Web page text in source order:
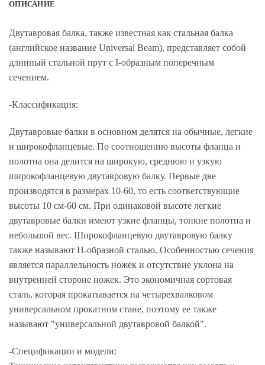
ОПИСАНИЕ
Двутавровая балка, также известная как стальная балка
(английское название Universal Beam), представляет собой
длинный стальной прут с I-образным поперечным
сечением.
-Классификация:
Двутавровые балки в основном делятся на обычные, легкие
и широкофланцевые. По соотношению высоты фланца и
полотна она делится на широкую, среднюю и узкую
широкофланцевую двутавровую балку. Первые две
производятся в размерах 10-60, то есть соответствующие
высоты 10 см-60 см. При одинаковой высоте легкие
двутавровые балки имеют узкие фланцы, тонкие полотна и
небольшой вес. Широкофланцевую двутавровую балку
также называют Н-образной сталью. Особенностью сечения
является параллельность ножек и отсутствие уклона на
внутренней стороне ножек. Это экономичная сортовая
сталь, которая прокатывается на четырехвалковом
универсальном прокатном стане, поэтому ее также
называют "универсальной двутавровой балкой".
-Спецификации и модели: